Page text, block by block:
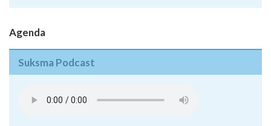
Agenda
Suksma Podcast